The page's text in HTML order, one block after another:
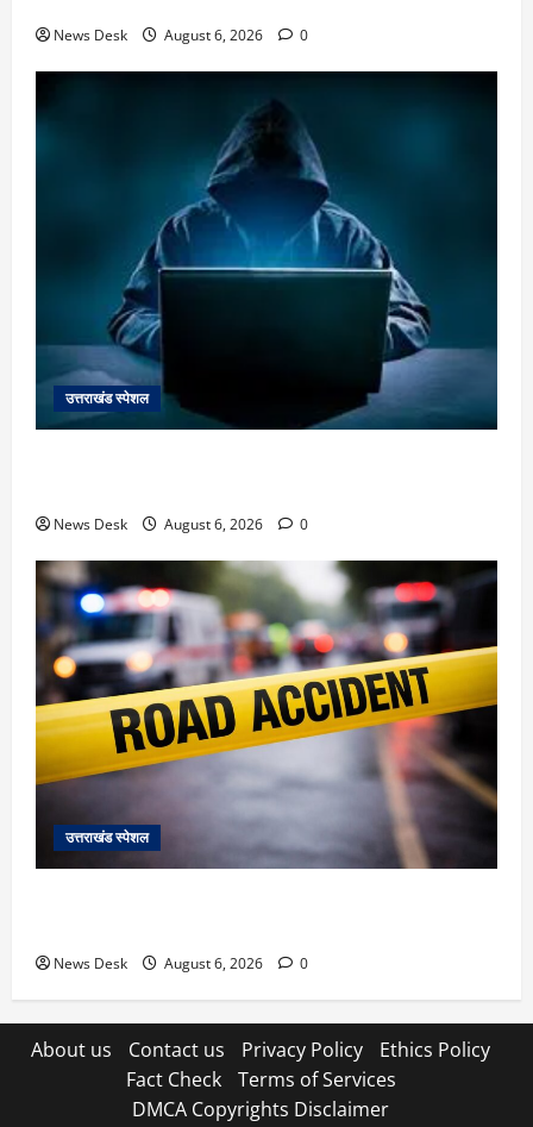
News Desk August 6, 2026 0
उत्तराखंड स्पेशल
News Desk August 6, 2026 0
उत्तराखंड स्पेशल
News Desk August 6, 2026 0
About us Contact us Privacy Policy
Ethics Policy
Fact Check
Terms of Services
DMCA Copyrights Disclaimer